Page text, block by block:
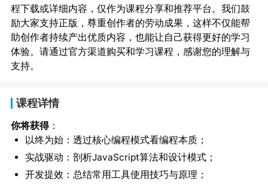
程下载或详细内容，仅作为课程分享和推荐平台。我们鼓
励大家支持正版，尊重创作者的劳动成果，这样不仅能帮
助创作者持续产出优质内容，也能让自己获得更好的学习
体验。请通过官方渠道购买和学习课程，感谢您的理解与
支持。
课程详情
你将获得：
以终为始：透过核心编程模式看编程本质；
实战驱动：剖析JavaScript算法和设计模式；
开发提效：总结常用工具使用技巧与原理；